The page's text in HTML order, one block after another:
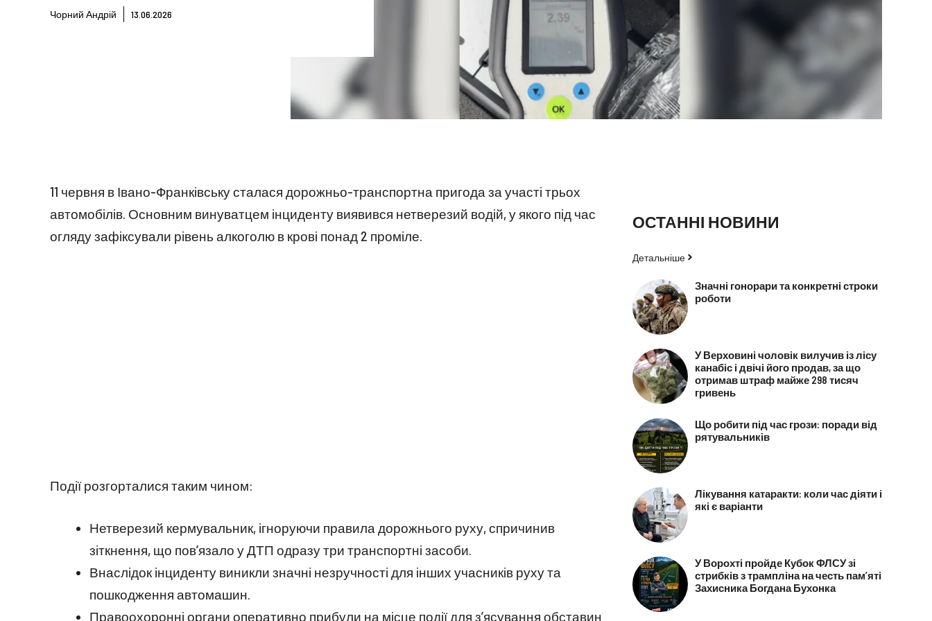
Чорний Андрій 13.06.2026
11 червня в Івано-Франківську сталася дорожньо-транспортна пригода за участі трьох
автомобілів. Основним винуватцем інциденту виявився нетверезий водій, у якого під час
огляду зафіксували рівень алкоголю в крові понад 2 проміле.
Події розгорталися таким чином:
Нетверезий кермувальник, ігноруючи правила дорожнього руху, спричинив
зіткнення, що пов’язало у ДТП одразу три транспортні засоби.
Внаслідок інциденту виникли значні незручності для інших учасників руху та
пошкодження автомашин.
Правоохоронні органи оперативно прибули на місце події для з’ясування обставин
ОСТАННІ НОВИНИ
Детальніше
Значні гонорари та конкретні строки
роботи
У Верховині чоловік вилучив із лісу
канабіс і двічі його продав, за що
отримав штраф майже 298 тисяч
гривень
Що робити під час грози: поради від
рятувальників
Лікування катаракти: коли час діяти і
які є варіанти
У Ворохті пройде Кубок ФЛСУ зі
стрибків з трампліна на честь пам’яті
Захисника Богдана Бухонка